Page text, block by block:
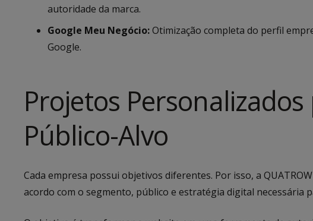
autoridade da marca.
Google Meu Negócio:Otimização completa do perfil
Google.
Projetos
Público-Alvo
Cada empresa possui objetivos diferentes. Por isso, a
acordo com o segmento, público e estratégia digital necessária